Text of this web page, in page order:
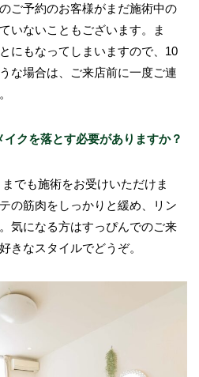
ご予約のお客様がまだ施術中の
いないこともございます。ま
にもなってしまいますので、10
な場合は、ご来店前に一度ご連
イクを落とす必要がありますか？
でも施術をお受けいただけま
の筋肉をしっかりと緩め、リン
気になる方はすっぴんでのご来
きなスタイルでどうぞ。